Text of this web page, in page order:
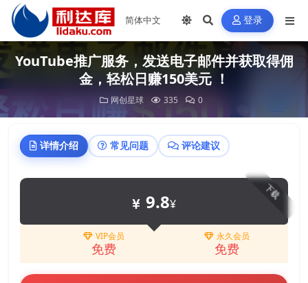
登录
YouTube推广服务，发送电子邮件并获取得佣
金，轻松日赚150美元 ！
网创星球 335 0
详情介绍 常见问题 评论建议
下载
9.8¥
VIP会员
免费
永久会员
免费